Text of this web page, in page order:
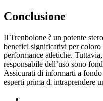
Conclusione
Il Trenbolone è un potente
benefici significativi per coloro
performance atletiche.
responsabile dell’uso sono
Assicurati di informarti a
esperti prima di intraprendere